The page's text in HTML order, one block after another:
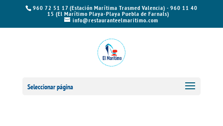
960 72 51 17 (Estación Marítima Trasmed Valencia) - 960 11 40
15 (El Marítimo Playa-Playa Puebla de Farnals)
info@restauranteelmaritimo.com
Seleccionar página